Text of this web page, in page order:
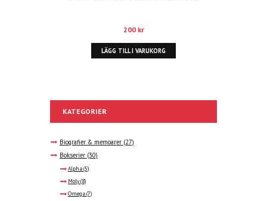
200 kr
LÄGG TILL I VARUKORG
KATEGORIER
Biografier & memoarer (27)
Bokserier (30)
Alpha(5)
Moly(8)
Omega(7)